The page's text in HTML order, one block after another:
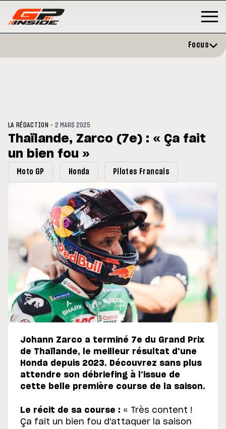
du GP de Grande-
retour en septembre
Focus
LA RÉDACTION -2 MARS 2025
Thaïlande, Zarco (7e) : « Ça fait
un bien fou »
Moto GP Honda Pilotes Francais
Johann Zarco a terminé 7e du Grand Prix
de Thaïlande, le meilleur résultat d'une
Honda depuis 2023. Découvrez sans plus
attendre son débriefing à l'issue de
cette belle première course de la saison.
Le récit de sa course : « Très content !
Ça fait un bien fou d'attaquer la saison